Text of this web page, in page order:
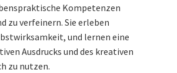
Kompetenzen
zu verfeinern. Sie erleben
und lernen eine
Ausdrucks und des kreativen
zu nutzen.